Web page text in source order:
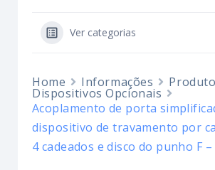
Ver categorias
Home Informações
Dispositivos Opcionais
Acoplamento de porta
dispositivo de travamento por
4 cadeados e disco do punho F